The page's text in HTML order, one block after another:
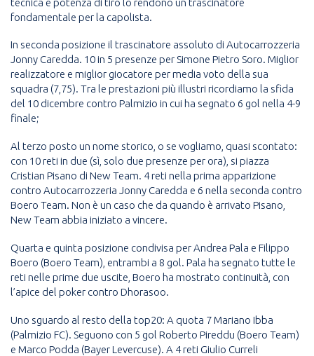
fondamentale per la capolista.
In seconda posizione il trascinatore assoluto di Autocarrozzeria
Jonny Caredda. 10 in 5 presenze per Simone Pietro Soro. Miglior
realizzatore e miglior giocatore per media voto della sua
squadra (7,75). Tra le prestazioni più illustri ricordiamo la sfida
del 10 dicembre contro Palmizio in cui ha segnato 6 gol nella 4-9
finale;
Al terzo posto un nome storico, o se vogliamo, quasi scontato:
con 10 reti in due (sì, solo due presenze per ora), si piazza
Cristian Pisano di New Team. 4 reti nella prima apparizione
contro Autocarrozzeria Jonny Caredda e 6 nella seconda contro
Boero Team. Non è un caso che da quando è arrivato Pisano,
New Team abbia iniziato a vincere.
Quarta e quinta posizione condivisa per Andrea Pala e Filippo
Boero (Boero Team), entrambi a 8 gol. Pala ha segnato tutte le
reti nelle prime due uscite, Boero ha mostrato continuità, con
l’apice del poker contro Dhorasoo.
Uno sguardo al resto della top20: A quota 7 Mariano Ibba
(Palmizio FC). Seguono con 5 gol Roberto Pireddu (Boero Team)
e Marco Podda (Bayer Levercuse). A 4 reti Giulio Curreli